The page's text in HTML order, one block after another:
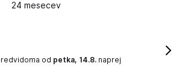
24 mesecev
od petka, 14.8. naprej